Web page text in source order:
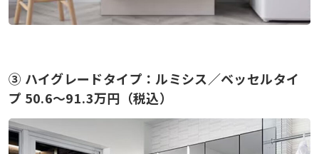
③ ハイグレードタイプ：ルミシス／ベッセルタイ
プ 50.6〜91.3万円（税込）